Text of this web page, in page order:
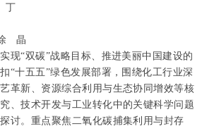
丁
晶
现“双碳”战略目标、推进美丽中国建设的
“十五五”绿色发展部署，围绕化工行业深
革新、资源综合利用与生态协同增效等核
、技术开发与工业转化中的关键科学问题
讨。重点聚焦二氧化碳捕集利用与封存